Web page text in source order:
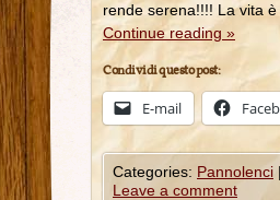
rende serena!!!! La vita è
Continue reading »
Condividi questo post:
E-mail
Categories: Pannolenci |
Leave a comment